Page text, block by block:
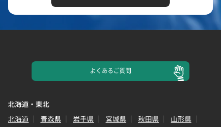
よくあるご質問
北海道・東北
北海道
青森県 岩手県 宮城県 秋田県
山形県